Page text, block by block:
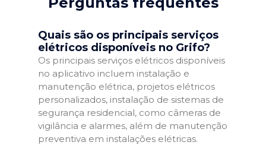
Quais são os principais serviços
elétricos disponíveis no Grifo?
Os principais serviços elétricos disponíveis
no aplicativo incluem instalação e
manutenção elétrica, projetos elétricos
personalizados, instalação de sistemas de
segurança residencial, como câmeras de
vigilância e alarmes, além de manutenção
preventiva em instalações elétricas.